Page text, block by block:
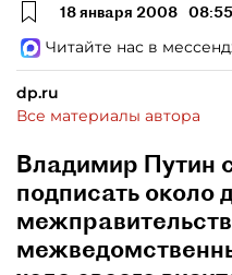
18 января 2008 08:55
Читайте нас в
dp.ru
Все материалы автора
Владимир Путин
подписать около